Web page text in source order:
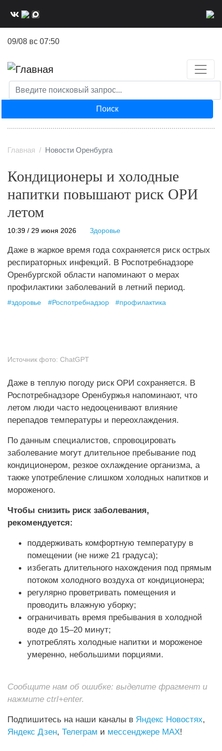
09/08 вс 07:50
Поиск
Главная Новости Оренбурга
Кондиционеры и холодные
напитки повышают риск ОРИ
летом
10:39 / 29 июня 2026 Здоровье
Даже в жаркое время года сохраняется риск острых
респираторных инфекций. В Роспотребнадзоре
Оренбургской области напоминают о мерах
профилактики заболеваний в летний период.
#здоровье #Роспотребнадзор #профилактика
Источник фото: ChatGPT
Даже в теплую погоду риск ОРИ сохраняется. В
Роспотребнадзоре Оренбуржья напоминают, что
летом люди часто недооценивают влияние
перепадов температуры и переохлаждения.
По данным специалистов, спровоцировать
заболевание могут длительное пребывание под
кондиционером, резкое охлаждение организма, а
также употребление слишком холодных напитков и
мороженого.
Чтобы снизить риск заболевания,
рекомендуется:
поддерживать комфортную температуру в
помещении (не ниже 21 градуса);
избегать длительного нахождения под прямым
потоком холодного воздуха от кондиционера;
регулярно проветривать помещения и
проводить влажную уборку;
ограничивать время пребывания в холодной
воде до 15–20 минут;
употреблять холодные напитки и мороженое
умеренно, небольшими порциями.
Сообщите нам об ошибке: выделите фрагмент и
нажмите ctrl+enter.
Подпишитесь на наши каналы в Яндекс Новостях,
Яндекс Дзен, Телеграм и мессенджере MAX!